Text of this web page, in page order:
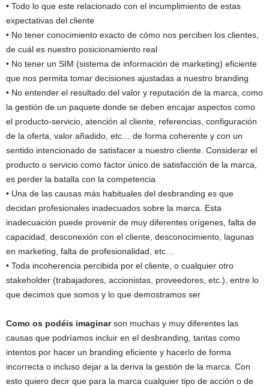
• Todo lo que este relacionado con el incumplimiento de estas
expectativas del cliente
• No tener conocimiento exacto de cómo nos perciben los clientes,
de cuál es nuestro posicionamiento real
• No tener un SIM (sistema de información de marketing) eficiente
que nos permita tomar decisiones ajustadas a nuestro branding
• No entender el resultado del valor y reputación de la marca, como
la gestión de un paquete donde se deben encajar aspectos como
el producto-servicio, atención al cliente, referencias, configuración
de la oferta, valor añadido, etc… de forma coherente y con un
sentido intencionado de satisfacer a nuestro cliente. Considerar el
producto o servicio como factor único de satisfacción de la marca,
es perder la batalla con la competencia
• Una de las causas más habituales del desbranding es que
decidan profesionales inadecuados sobre la marca. Esta
inadecuación puede provenir de muy diferentes orígenes, falta de
capacidad, desconexión con el cliente, desconocimiento, lagunas
en marketing, falta de profesionalidad, etc…
• Toda incoherencia percibida por el cliente, o cualquier otro
stakeholder (trabajadores, accionistas, proveedores, etc.), entre lo
que decimos que somos y lo que demostramos ser
Como os podéis imaginarson muchas y muy diferentes las
causas que podríamos incluir en el desbranding, tantas como
intentos por hacer un branding eficiente y hacerlo de forma
incorrecta o incluso dejar a la deriva la gestión de la marca. Con
esto quiero decir que para la marca cualquier tipo de acción o de